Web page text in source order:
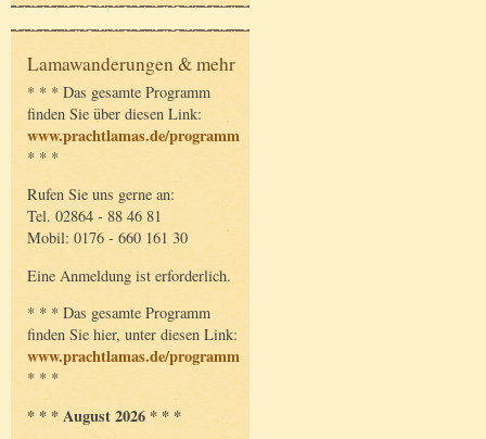
Lamawanderungen & mehr
* * * Das gesamte Programm
finden Sie über diesen Link:
www.prachtlamas.de/programm
* * *
Rufen Sie uns gerne an:
Tel. 02864 - 88 46 81
Mobil: 0176 - 660 161 30
Eine Anmeldung ist erforderlich.
* * * Das gesamte Programm
finden Sie hier, unter diesen Link:
www.prachtlamas.de/programm
* * *
* * * August 2026 * * *